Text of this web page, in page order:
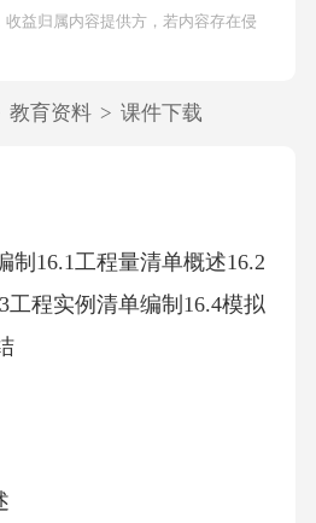
益归属内容提供方，若内容存在侵
教育资料 > 课件下载
制16.1工程量清单概述16.2
工程实例清单编制16.4模拟